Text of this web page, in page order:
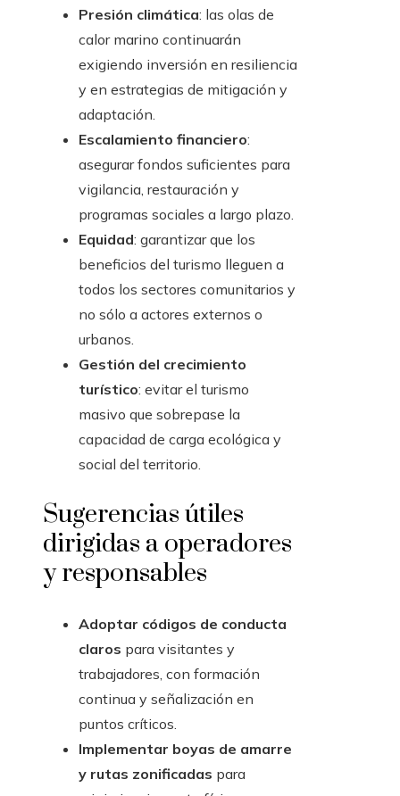
Presión climática: las olas de
calor marino continuarán
exigiendo inversión en resiliencia
y en estrategias de mitigación y
adaptación.
Escalamiento financiero:
asegurar fondos suficientes para
vigilancia, restauración y
programas sociales a largo plazo.
Equidad: garantizar que los
beneficios del turismo lleguen a
todos los sectores comunitarios y
no sólo a actores externos o
urbanos.
Gestión del crecimiento
turístico: evitar el turismo
masivo que sobrepase la
capacidad de carga ecológica y
social del territorio.
Sugerencias útiles
dirigidas a operadores
y responsables
Adoptar códigos de conducta
claros para visitantes y
trabajadores, con formación
continua y señalización en
puntos críticos.
Implementar boyas de amarre
y rutas zonificadas para